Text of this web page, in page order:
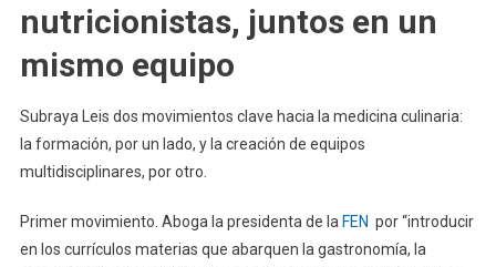
nutricionistas, juntos en un
mismo equipo
Subraya Leis dos movimientos clave hacia la medicina culinaria:
la formación, por un lado, y la creación de equipos
multidisciplinares, por otro.
Primer movimiento. Aboga la presidenta de la FEN por “introducir
en los currículos materias que abarquen la gastronomía, la